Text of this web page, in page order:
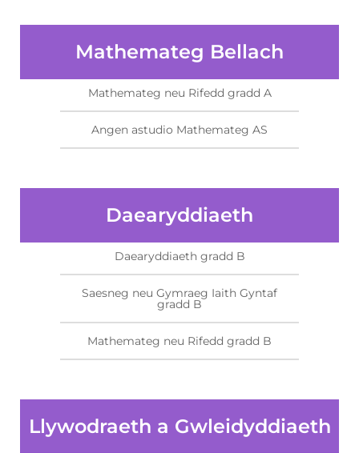
Mathemateg Bellach
Mathemateg neu Rifedd gradd A
Angen astudio Mathemateg AS
Daearyddiaeth
Daearyddiaeth gradd B
Saesneg neu Gymraeg Iaith Gyntaf
gradd B
Mathemateg neu Rifedd gradd B
Llywodraeth a Gwleidyddiaeth